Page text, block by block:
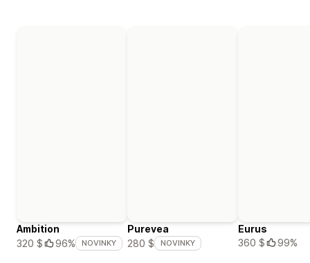
Ambition
320 $
96% NOVINKY
Purevea
280 $
NOVINKY
Eurus
360 $
99%